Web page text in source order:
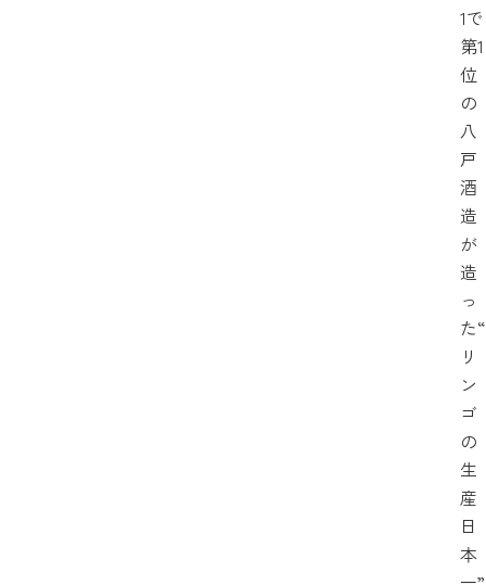
1で
第1
位
の
八
戸
酒
造
が
造
っ
た“
リ
ン
ゴ
の
生
産
日
本